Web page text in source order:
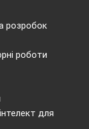
розробок
роботи
для